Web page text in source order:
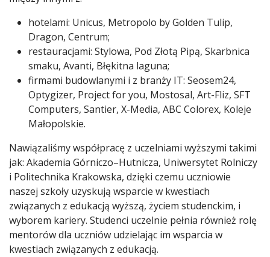
hotelami: Unicus, Metropolo by Golden Tulip,
Dragon, Centrum;
restauracjami: Stylowa, Pod Złotą Pipą, Skarbnica
smaku, Avanti, Błękitna laguna;
firmami budowlanymi i z branży IT: Seosem24,
Optygizer, Project for you, Mostosal, Art-Fliz, SFT
Computers, Santier, X-Media, ABC Colorex, Koleje
Małopolskie.
Nawiązaliśmy współpracę z uczelniami wyższymi takimi
jak: Akademia Górniczo–Hutnicza, Uniwersytet Rolniczy
i Politechnika Krakowska, dzięki czemu uczniowie
naszej szkoły uzyskują wsparcie w kwestiach
związanych z edukacją wyższą, życiem studenckim, i
wyborem kariery. Studenci uczelnie pełnia również rolę
mentorów dla uczniów udzielając im wsparcia w
kwestiach związanych z edukacją.